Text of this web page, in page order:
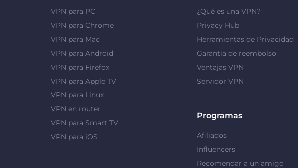
VPN para PC
VPN para Chrome
VPN para Mac
VPN para Android
VPN para Firefox
VPN para Apple TV
VPN para Linux
VPN en router
VPN para Smart TV
VPN para iOS
¿Qué es una VPN?
Privacy Hub
Herramientas de Privacidad
Garantía de reembolso
Ventajas VPN
Servidor VPN
Programas
Afiliados
Influencers
Recomendar a un amigo